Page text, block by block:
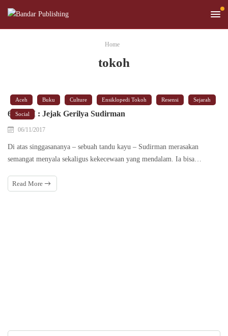
Home
tokoh
Aceh Buku Culture Ensiklopedi Tokoh Resensi Sejarah
Social
639 KM : Jejak Gerilya Sudirman
06/11/2017
Di atas singgasananya – sebuah tandu kayu – Sudirman merasakan
semangat menyala sekaligus kekecewaan yang mendalam. Ia bisa…
Read More